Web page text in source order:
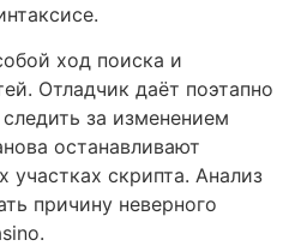
ход поиска и
Отладчик даёт поэтапно
за изменением
останавливают
участках скрипта. Анализ
причину неверного